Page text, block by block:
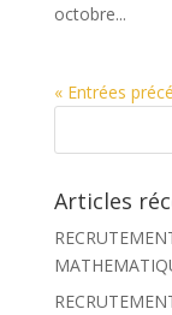
octobre...
« Entrées
c
e
c
h
r
Articles